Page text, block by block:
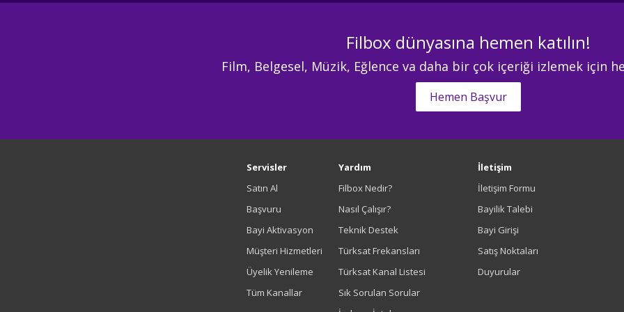
Filbox dünyasına hemen katılın!
Film, Belgesel, Müzik, Eğlence va daha bir çok içeriği izlemek için
Hemen Başvur
Servisler
Satın Al
Başvuru
Bayi Aktivasyon
Müşteri Hizmetleri
Üyelik Yenileme
Tüm Kanallar
Yardım
Filbox Nedir?
Nasıl Çalışır?
Teknik Destek
Türksat Frekansları
Türksat Kanal Listesi
Sık Sorulan Sorular
İletişim
İletişim Formu
Bayilik Talebi
Bayi Girişi
Satış Noktaları
Duyurular